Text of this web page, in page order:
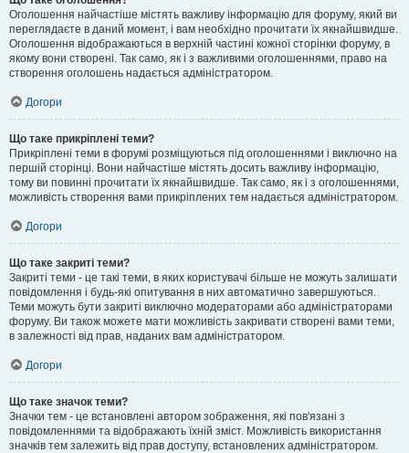
Оголошення найчастіше містять важливу інформацію для форуму, який ви
переглядаєте в даний момент, і вам необхідно прочитати їх якнайшвидше.
Оголошення відображаються в верхній частині кожної сторінки форуму, в
якому вони створені. Так само, як і з важливими оголошеннями, право на
створення оголошень надається адміністратором.
Догори
Що таке прикріплені теми?
Прикріплені теми в форумі розміщуються під оголошеннями і виключно на
першій сторінці. Вони найчастіше містять досить важливу інформацію,
тому ви повинні прочитати їх якнайшвидше. Так само, як і з оголошеннями,
можливість створення вами прикріплених тем надається адміністратором.
Догори
Що таке закриті теми?
Закриті теми - це такі теми, в яких користувачі більше не можуть залишати
повідомлення і будь-які опитування в них автоматично завершуються.
Теми можуть бути закриті виключно модераторами або адміністраторами
форуму. Ви також можете мати можливість закривати створені вами теми,
в залежності від прав, наданих вам адміністратором.
Догори
Що таке значок теми?
Значки тем - це встановлені автором зображення, які пов'язані з
повідомленнями та відображають їхній зміст. Можливість використання
значків тем залежить від прав доступу, встановлених адміністратором.